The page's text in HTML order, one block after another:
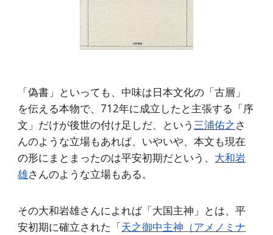
「偽書」といっても、中味は日本文化の「古層」
を伝える本物で、712年に成立したと主張する「序
文」だけが後世の付け足しだ、という三浦佑之さ
んのような立場もあれば、いやいや、本文も現在
の形にまとまったのは平安初期だという、 大和岩
雄さんのような立場もある。
その大和岩雄さんによれば「大国主神」とは、平
安初期に確立された「天之御中主神（アメノミナ